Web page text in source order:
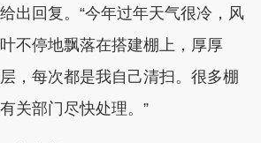
出回复。“今年过年天气很冷，风
不停地飘落在搭建棚上，厚厚
，每次都是我自己清扫。很多棚
关部门尽快处理。”